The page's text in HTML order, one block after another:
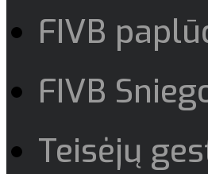
FIVB
FIVB
Teisėjų